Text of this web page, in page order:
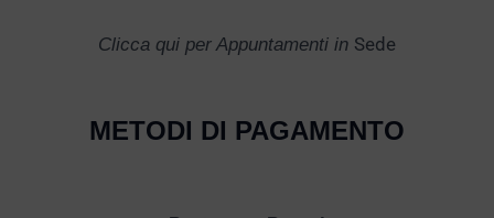
Clicca qui per Appuntamenti in Sede
METODI DI PAGAMENTO